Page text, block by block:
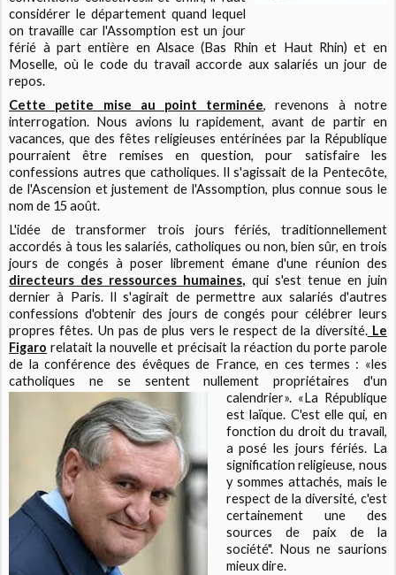
considérer le département quand lequel
on travaille car l'Assomption est un jour
férié à part entière en Alsace (Bas Rhin et Haut Rhin) et en
Moselle, où le code du travail accorde aux salariés un jour de
repos.
Cette petite mise au point terminée, revenons à notre
interrogation. Nous avions lu rapidement, avant de partir en
vacances, que des fêtes religieuses entérinées par la République
pourraient être remises en question, pour satisfaire les
confessions autres que catholiques. Il s'agissait de la Pentecôte,
de l'Ascension et justement de l'Assomption, plus connue sous le
nom de 15 août.
L'idée de transformer trois jours fériés, traditionnellement
accordés à tous les salariés, catholiques ou non, bien sûr, en trois
jours de congés à poser librement émane d'une réunion des
directeurs des ressources humaines, qui s'est tenue en juin
dernier à Paris. Il s'agirait de permettre aux salariés d'autres
confessions d'obtenir des jours de congés pour célébrer leurs
propres fêtes. Un pas de plus vers le respect de la diversité.Le
Figaro relatait la nouvelle et précisait la réaction du porte parole
de la conférence des évêques de France, en ces termes : «les
catholiques ne se sentent nullement propriétaires d'un
calendrier». «La République
est laïque. C'est elle qui, en
fonction du droit du travail,
a posé les jours fériés. La
signification religieuse, nous
y sommes attachés, mais le
respect de la diversité, c'est
certainement une des
sources de paix de la
société". Nous ne saurions
mieux dire.